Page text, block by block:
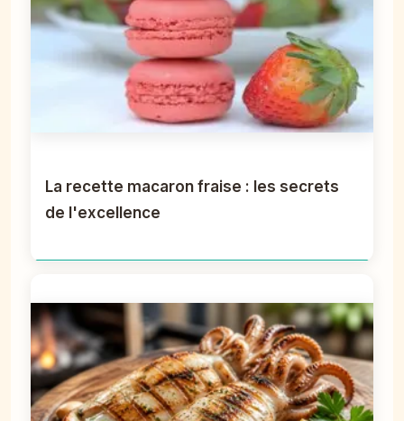
La recette macaron fraise : les secrets
de l'excellence